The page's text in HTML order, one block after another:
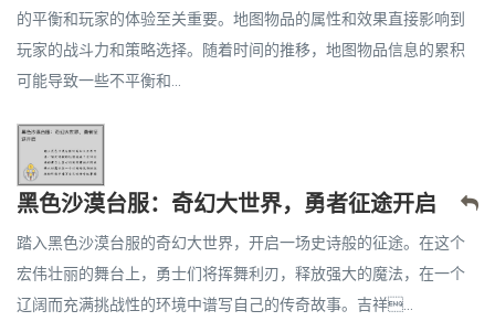
的平衡和玩家的体验至关重要。地图物品的属性和效果直接影响到
玩家的战斗力和策略选择。随着时间的推移，地图物品信息的累积
可能导致一些不平衡和...
黑色沙漠台服：奇幻大世界，勇者征途开启
踏入黑色沙漠台服的奇幻大世界，开启一场史诗般的征途。在这个
宏伟壮丽的舞台上，勇士们将挥舞利刃，释放强大的魔法，在一个
辽阔而充满挑战性的环境中谱写自己的传奇故事。吉祥...